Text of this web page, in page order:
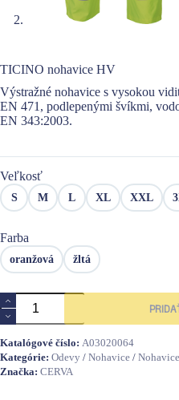
TICINO nohavice HV
Výstražné nohavice s vysokou
EN 471, podlepenými švíkmi,
EN 343:2003.
Veľkosť
S M L XL XXL
Farba
oranžová žltá
množstvo
TICINO
nohavice
HV
Katalógové číslo: A03020064
Kategórie: Odevy / Nohavice /
Značka: CERVA